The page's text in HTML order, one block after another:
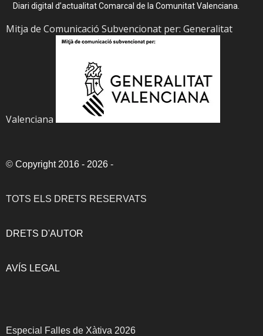
Diari digital d’actualitat Comarcal de la Comunitat Valenciana.
Mitja de Comunicació Subvencionat per: Generalitat
Valenciana
© Copyright 2016 - 2026 -
TOTS ELS DRETS RESERVATS
DRETS D'AUTOR
AVÍS LEGAL
Especial Falles de Xàtiva 2026